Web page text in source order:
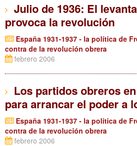
Julio de 1936: El
provoca la revolución
España 1931-1937 - la política de
contra de la revolución obrera
febrero 2006
Los partidos obreros
para arrancar el poder a
España 1931-1937 - la política de
contra de la revolución obrera
febrero 2006